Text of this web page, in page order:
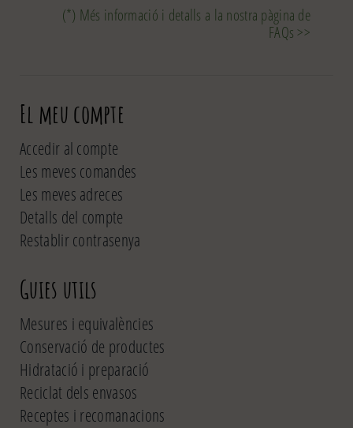
(*) Més informació i detalls a la nostra pàgina de
FAQs >>
El meu compte
Accedir al compte
Les meves comandes
Les meves adreces
Detalls del compte
Restablir contrasenya
Guies utils
Mesures i equivalències
Conservació de productes
Hidratació i preparació
Reciclat dels envasos
Receptes i recomanacions